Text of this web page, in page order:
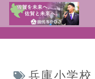
兵庫小学校